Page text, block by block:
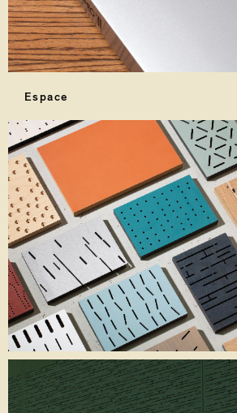
Espace